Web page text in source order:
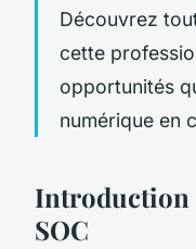
Découvrez
cette
opportunités
numérique en
Introduction
SOC